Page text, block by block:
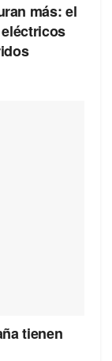
más: el
tienen